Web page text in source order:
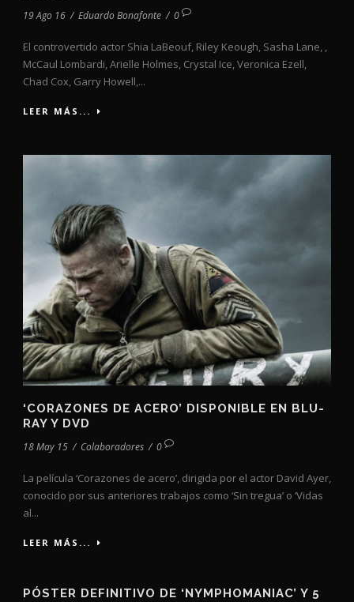
19 Ago 16 / Eduardo Bonafonte / 0
El controvertido actor Shia LaBeouf, Riley Keough, Sasha Lane, ,
McCaul Lombardi, Arielle Holmes, Crystal Ice, Veronica Ezell,
Chad Cox, Garry Howell,...
LEER MÁS...
‘CORAZONES DE ACERO’ DISPONIBLE EN BLU-
RAY Y DVD
18 May 15 / Colaboradores / 0
La película ‘Corazones de acero’, dirigida por el actor David Ayer,
conocido por sus anteriores trabajos como ‘Sin tregua’ o ‘Vidas
al...
LEER MÁS...
PÓSTER DEFINITIVO DE ‘NYMPHOMANIAC’ Y 5